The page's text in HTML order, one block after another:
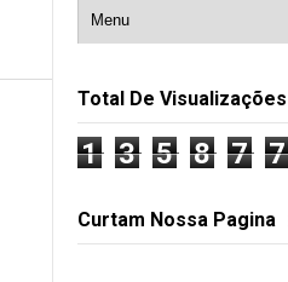
Total De Visualizações
1 3 5 8 7 7
Curtam Nossa Pagina